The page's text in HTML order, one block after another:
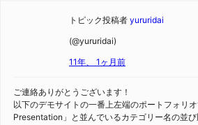
トピック投稿者 yururidai
(@yururidai)
11年、 1ヶ月前
ご連絡ありがとうございます！
以下のデモサイトの一番上左端のポートフォリ
Presentation」と並んでいるカテゴリー名の並び